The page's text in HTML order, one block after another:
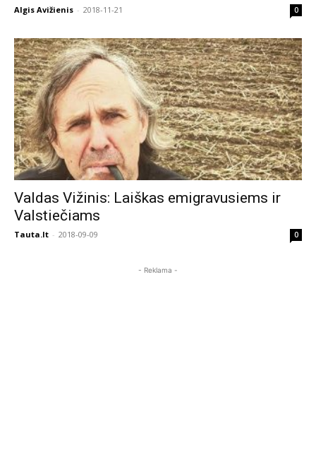
Algis Avižienis - 2018-11-21 0
Valdas Vižinis: Laiškas emigravusiems ir
Valstiečiams
Tauta.lt - 2018-09-09 0
- Reklama -